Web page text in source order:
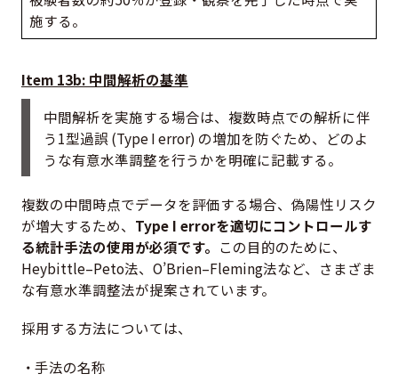
施する。
Item 13b: 中間解析の基準
中間解析を実施する場合は、複数時点での解析に伴
う1型過誤 (Type I error) の増加を防ぐため、どのよ
うな有意水準調整を行うかを明確に記載する。
複数の中間時点でデータを評価する場合、偽陽性リスク
が増大するため、 Type I errorを適切にコントロールす
る統計手法の使用が必須です。 この目的のために、
Heybittle–Peto法、O’Brien–Fleming法など、さまざま
な有意水準調整法が提案されています。
採用する方法については、
手法の名称